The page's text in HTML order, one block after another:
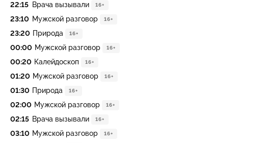
22:15 Врача вызывали 16+
23:10 Мужской разговор 16+
23:20 Природа 16+
00:00 Мужской разговор 16+
00:20 Калейдоскоп 16+
01:20 Мужской разговор 16+
01:30 Природа 16+
02:00 Мужской разговор 16+
02:15 Врача вызывали 16+
03:10 Мужской разговор 16+